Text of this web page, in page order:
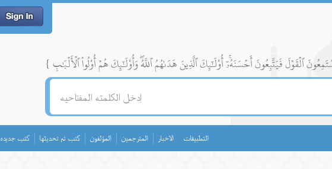
كتب جديده كتب تم تحديثها المؤلفون المترجمين الاخبار التطبيقات